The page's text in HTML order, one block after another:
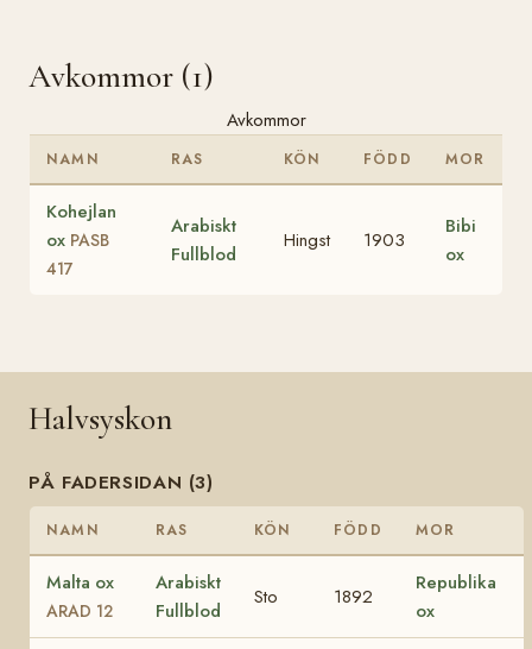
Avkommor (1)
Avkommor
NAMN RAS KÖN FÖDD MOR
Kohejlan
ox PASB
417
Arabiskt
Fullblod
Hingst 1903
Bibi
ox
Halvsyskon
PÅ FADERSIDAN (3)
NAMN RAS KÖN FÖDD MOR
Malta ox
ARAD 12
Arabiskt
Fullblod
Sto 1892
Republika
ox